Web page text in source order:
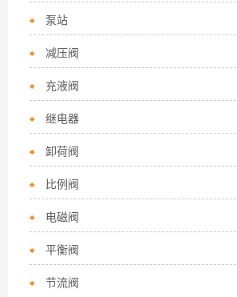
泵站
减压阀
充液阀
继电器
卸荷阀
比例阀
电磁阀
平衡阀
节流阀